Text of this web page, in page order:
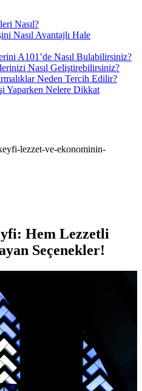
Nasıl?
Nasıl Avantajlı Hale
A101’de Nasıl Bulabilirsiniz?
Nasıl Geliştirebilirsiniz?
Neden Tercih Edilir?
Yaparken Nelere Dikkat
lezzet-ve-ekonominin-
Hem Lezzetli
Seçenekler!